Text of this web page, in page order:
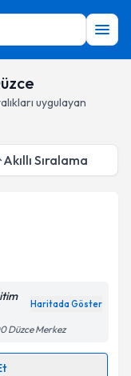
uygulayan
Akıllı Sıralama
Haritada Göster
Düzce Merkez